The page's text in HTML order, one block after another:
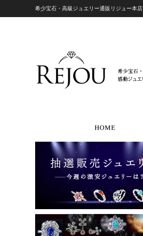
希少宝石・高級ジュエリー通販リジュー本店